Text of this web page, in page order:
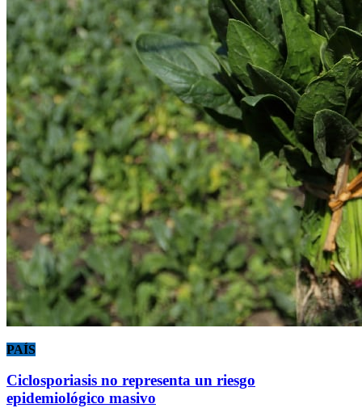
PAÍS
Ciclosporiasis no representa un riesgo
epidemiológico masivo